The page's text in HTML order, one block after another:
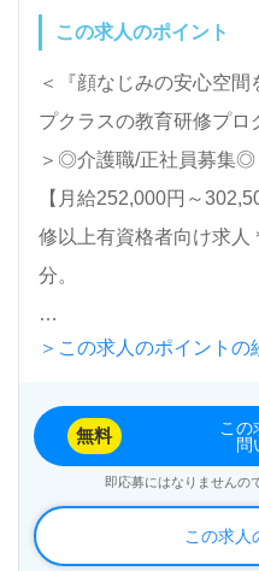
に検討の方も遠慮なく＊
LINE、メール、お電話
わせ/ご相談可能です。
渉など完全無料サービス
公開求人も取扱いあり
転職活動！お問い合わせ
この求人のポイント
＜『顔なじみの安心空
プクラスの教育研修プロ
＞◎介護職/正社員募集◎
【月給252,000円～
修以上有資格者向け求人
分。
入居定員60名（60室/全
タイルケアBenesse
都西新宿） 様の運営で
年の実績、全国に350拠
育/学童領域で事業展開
＞この求人のポイントの
この求人
無料
この
問
即応募にはなりませんの